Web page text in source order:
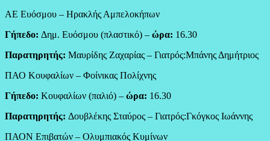
ΑΕ Ευόσμου – Ηρακλής Αμπελοκήπων
Γήπεδο: Δημ. Ευόσμου (πλαστικό) – ώρα: 16.30
Παρατηρητής: Μαυρίδης Ζαχαρίας – Γιατρός:Μπάνης Δημήτριος
ΠΑΟ Κουφαλίων – Φοίνικας Πολίχνης
Γήπεδο: Κουφαλίων (παλιό) – ώρα: 16.30
Παρατηρητής: Δουβλέκης Σταύρος – Γιατρός:Γκόγκος Ιωάννης
ΠΑΟΝ Επιβατών – Ολυμπιακός Κυμίνων